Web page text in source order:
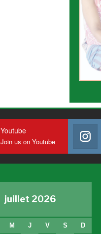
Youtube
Join us on Youtube
juillet 2026
M J V S D